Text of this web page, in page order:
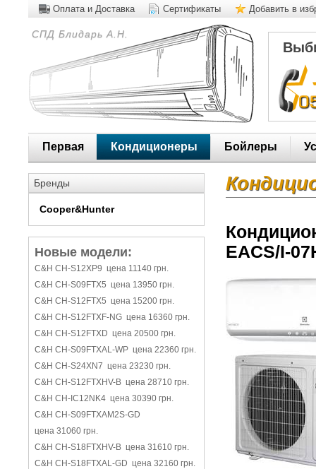
Оплата и Доставка Сертификаты Добавить в
СПД Блидарь А.Н.
Первая Кондиционеры Бойлеры
Бренды
Cooper&Hunter
Новые модели:
C&H CH-S12XP9 цена 11140 грн.
C&H CH-S09FTX5 цена 13950 грн.
C&H CH-S12FTX5 цена 15200 грн.
C&H CH-S12FTXF-NG цена 16360 грн.
C&H CH-S12FTXD цена 20500 грн.
C&H CH-S09FTXAL-WP цена 22360 грн.
C&H CH-S24XN7 цена 23230 грн.
C&H CH-S12FTXHV-B цена 28710 грн.
C&H CH-IC12NK4 цена 30390 грн.
C&H CH-S09FTXAM2S-GD
цена 31060 грн.
C&H CH-S18FTXHV-B цена 31610 грн.
C&H CH-S18FTXAL-GD цена 32160 грн.
EACS/I-